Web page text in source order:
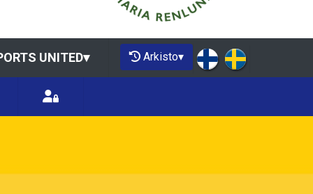
UNITED▾ Arkisto▾